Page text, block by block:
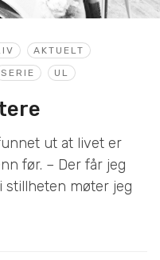
AKTUELT
SERIE UL
ut at livet er
før. – Der får jeg
stillheten møter jeg